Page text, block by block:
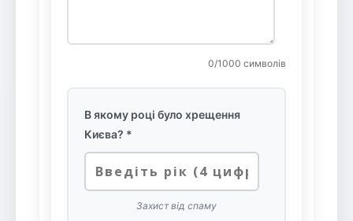
0/1000 символів
В якому році було хрещення
Києва? *
Захист від спаму